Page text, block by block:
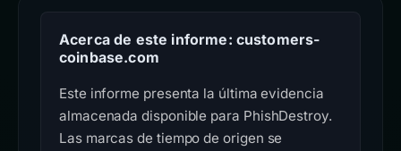
Acerca de este informe: customers-
coinbase.com
Este informe presenta la última evidencia
almacenada disponible para PhishDestroy.
Las marcas de tiempo de origen se